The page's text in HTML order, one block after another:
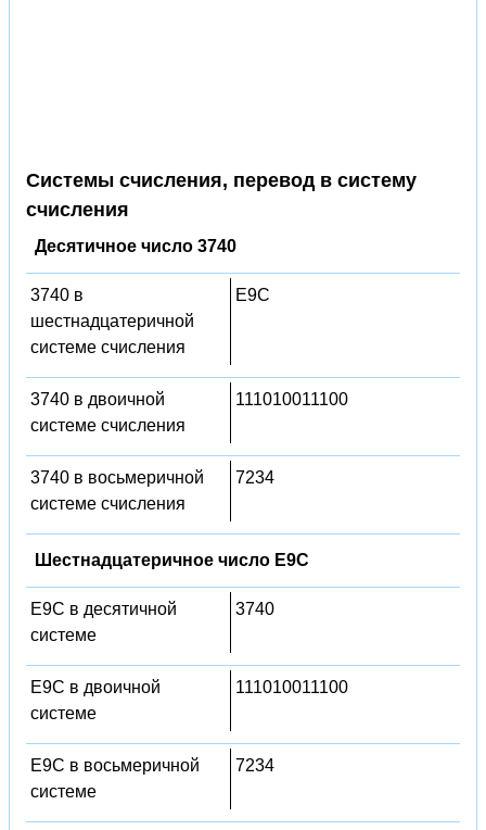
Системы счисления, перевод в систему
счисления
Десятичное число 3740
3740 в
шестнадцатеричной
системе счисления
E9C
3740 в двоичной
системе счисления
111010011100
3740 в восьмеричной
системе счисления
7234
Шестнадцатеричное число E9C
E9C в десятичной
системе
3740
E9C в двоичной
системе
111010011100
E9C в восьмеричной
системе
7234